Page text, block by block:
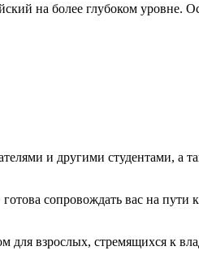
на более глубоком уровне.
и другими студентами, а
сопровождать вас на пути
для взрослых, стремящихся к